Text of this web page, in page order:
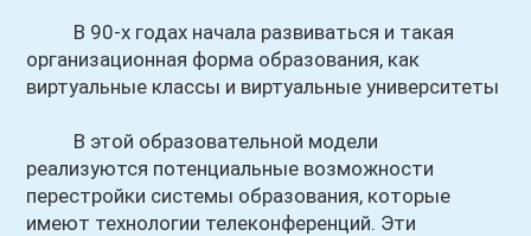
В 90-х годах начала развиваться и такая
организационная форма образования, как
виртуальные классы и виртуальные университеты
В этой образовательной модели
реализуются потенциальные возможности
перестройки системы образования, которые
имеют технологии телеконференций. Эти